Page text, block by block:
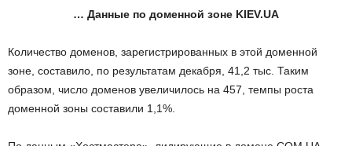
… Данные по доменной зоне KIEV.UA
Количество доменов, зарегистрированных в этой доменной
зоне, составило, по результатам декабря, 41,2 тыс. Таким
образом, число доменов увеличилось на 457, темпы роста
доменной зоны составили 1,1%.